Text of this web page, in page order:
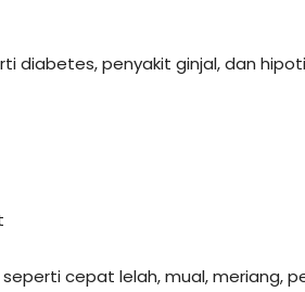
diabetes, penyakit ginjal, dan
cepat lelah, mual, meriang,